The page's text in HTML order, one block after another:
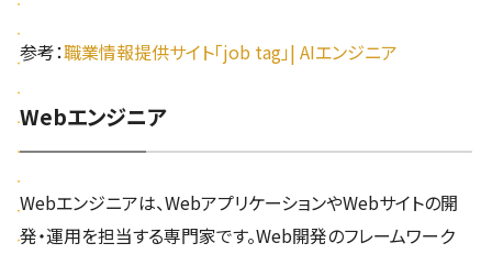
参考：職業情報提供サイト「job tag」| AIエンジニア
Webエンジニア
Webエンジニアは、WebアプリケーションやWebサイトの開
発・運用を担当する専門家です。Web開発のフレームワーク